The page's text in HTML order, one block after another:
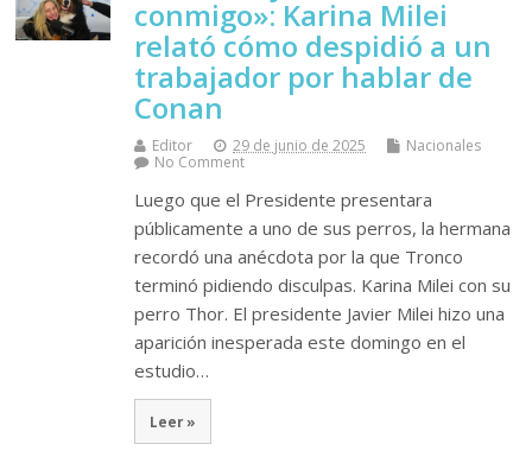
conmigo»: Karina Milei
relató cómo despidió a un
trabajador por hablar de
Conan
Editor 29 de junio de 2025
Nacionales
No Comment
Luego que el Presidente presentara
públicamente a uno de sus perros, la hermana
recordó una anécdota por la que Tronco
terminó pidiendo disculpas. Karina Milei con su
perro Thor. El presidente Javier Milei hizo una
aparición inesperada este domingo en el
estudio…
Leer »